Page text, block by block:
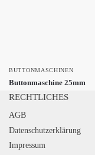
BUTTONMASCHINEN
Buttonmaschine 25mm
RECHTLICHES
AGB
Datenschutzerklärung
Impressum